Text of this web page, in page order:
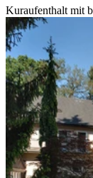
Kuraufenthalt mit